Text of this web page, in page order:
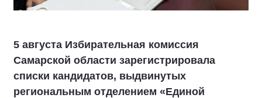
5 августа Избирательная комиссия
Самарской области зарегистрировала
списки кандидатов, выдвинутых
региональным отделением «Единой